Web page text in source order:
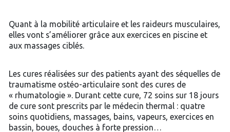
Quant à la mobilité articulaire et les raideurs musculaires,
elles vont s’améliorer grâce aux exercices en piscine et
aux massages ciblés.
Les cures réalisées sur des patients ayant des séquelles de
traumatisme ostéo-articulaire sont des cures de
« rhumatologie ». Durant cette cure, 72 soins sur 18 jours
de cure sont prescrits par le médecin thermal : quatre
soins quotidiens, massages, bains, vapeurs, exercices en
bassin, boues, douches à forte pression…